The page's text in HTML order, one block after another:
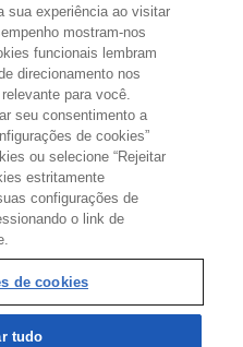
de cookies
sua experiência ao visitar
mostram-nos
funcionais lembram
direcionamento nos
para você.
seu consentimento a
de cookies”
ou selecione “Rejeitar
estritamente
configurações de
o link de
de cookies
tudo